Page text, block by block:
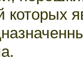
которых